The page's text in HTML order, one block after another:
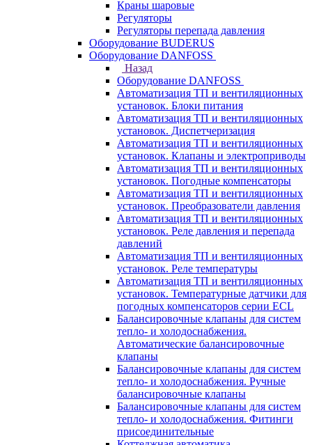
Краны шаровые
Регуляторы
Регуляторы перепада давления
Оборудование BUDERUS
Оборудование DANFOSS
Назад
Оборудование DANFOSS
Автоматизация ТП и вентиляционных
установок. Блоки питания
Автоматизация ТП и вентиляционных
установок. Диспетчеризация
Автоматизация ТП и вентиляционных
установок. Клапаны и электроприводы
Автоматизация ТП и вентиляционных
установок. Погодные компенсаторы
Автоматизация ТП и вентиляционных
установок. Преобразователи давления
Автоматизация ТП и вентиляционных
установок. Реле давления и перепада
давлений
Автоматизация ТП и вентиляционных
установок. Реле температуры
Автоматизация ТП и вентиляционных
установок. Температурные датчики для
погодных компенсаторов серии ECL
Балансировочные клапаны для систем
тепло- и холодоснабжения.
Автоматические балансировочные
клапаны
Балансировочные клапаны для систем
тепло- и холодоснабжения. Ручные
балансировочные клапаны
Балансировочные клапаны для систем
тепло- и холодоснабжения. Фитинги
присоединительные